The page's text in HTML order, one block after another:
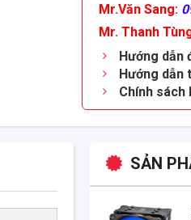
Mr.Văn Sang:
Mr. Thanh
Hướng dẫn
Hướng dẫn
Chính sách
SẢN